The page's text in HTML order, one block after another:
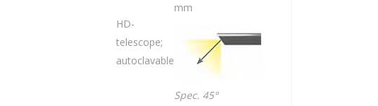
HD-
telescope;
autoclavable
mm
Spec. 45°